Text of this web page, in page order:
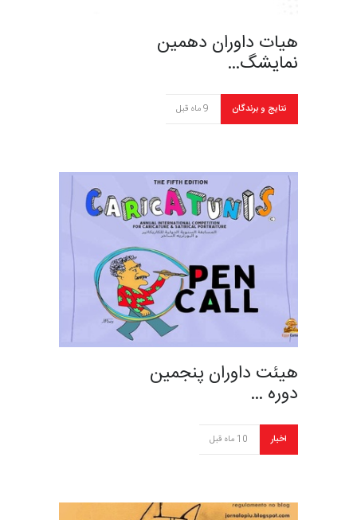
هیات داوران دهمین
نمایشگ…
نتایج و برندگان 9 ماه قبل
هیئت داوران پنجمین
دوره …
اخبار 10 ماه قبل